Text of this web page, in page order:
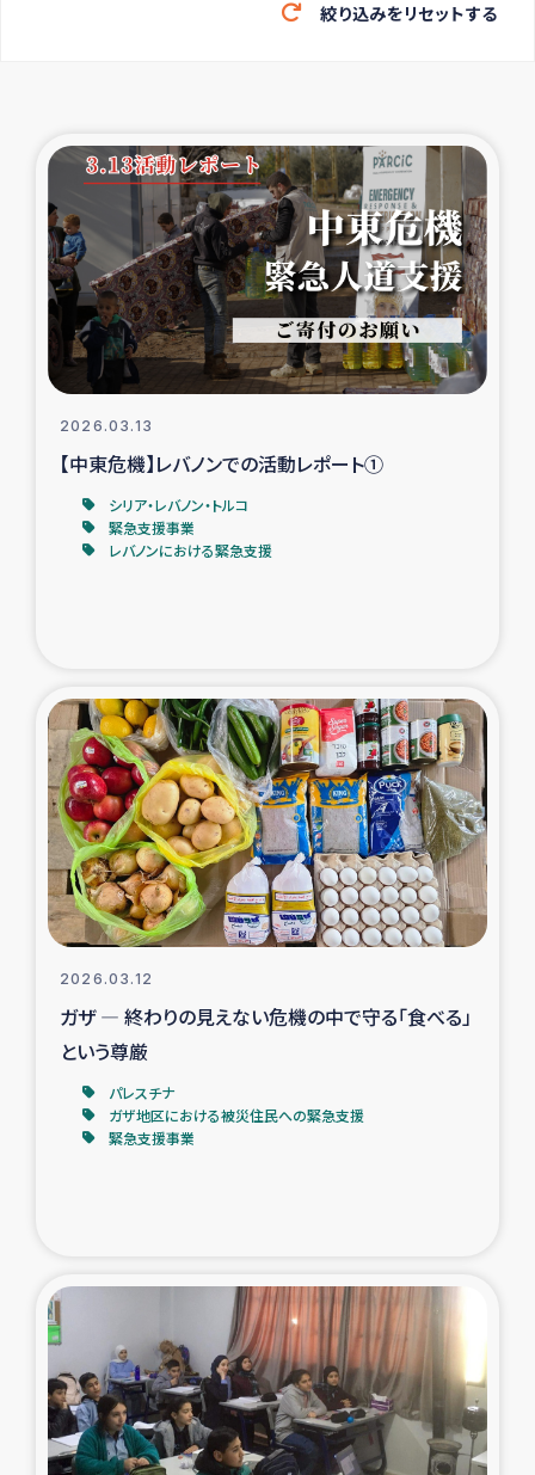
緊急救援の時代
東ティモール豪雨緊急支援
大雨による洪水被災者支援
カカオ生産者支援事業
シリア国内避難民・帰還民の生活再建支援
トルコにおけるシリア難民支援事業
インドネシア中部 スラウェシの地震・津波被災者支援
スリランカ ムライティブ県帰還民の生活再建支援
スリランカ南部洪水被災者支援
スリランカの南北女性をつなぐサリー・リサイクル・プロ
ジェクト
復興支援事業
民際教育事業
令和6年能登半島地震 緊急支援
タイ国境ミャンマー移民子ども支援
漁民によるマングローブ植林活動
レバノンでのシリア難民への食糧・越冬支援
絞り込みをリセットする
2026.03.13
【中東危機】レバノンでの活動レポート①
シリア・レバノン・トルコ
緊急支援事業
レバノンにおける緊急支援
2026.03.12
ガザ ― 終わりの見えない危機の中で守る「食べる」
という尊厳
パレスチナ
ガザ地区における被災住民への緊急支援
緊急支援事業